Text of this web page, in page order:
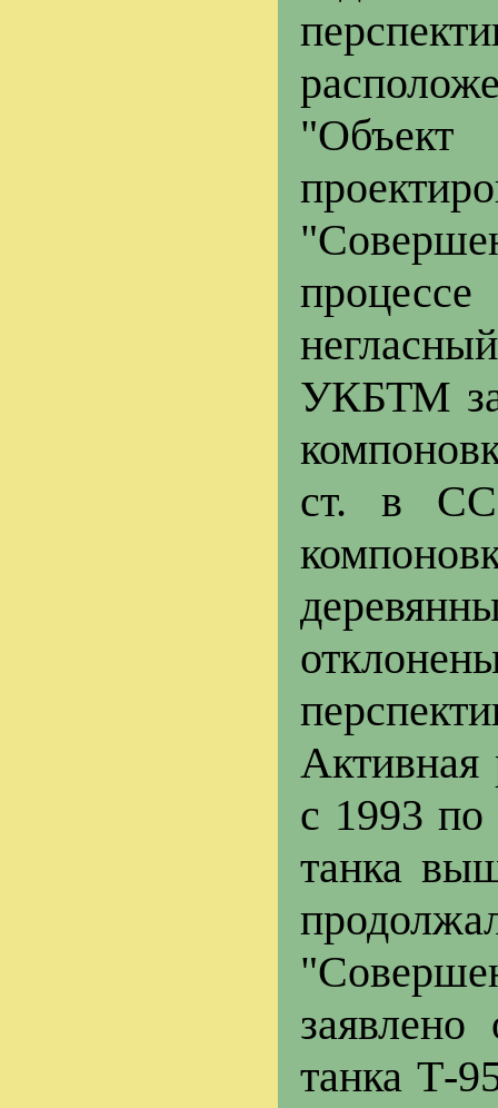
"Объект
УКБТМ за
ст. в
с 1993 по
танка
танка Т-